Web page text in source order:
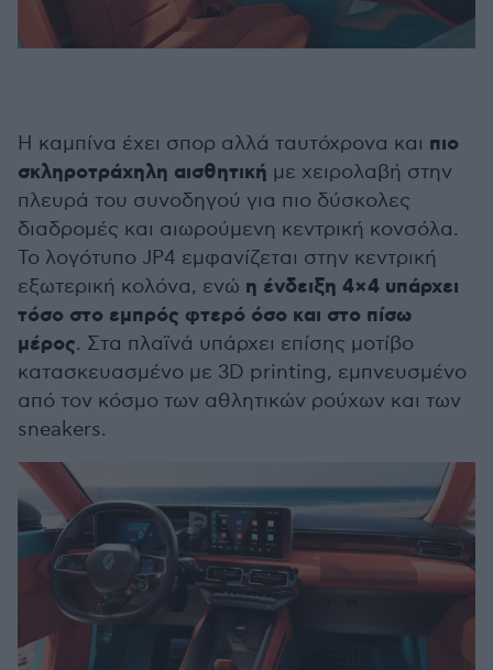
Η καμπίνα έχει σπορ αλλά ταυτόχρονα και πιο
σκληροτράχηλη αισθητική με χειρολαβή στην
πλευρά του συνοδηγού για πιο δύσκολες
διαδρομές και αιωρούμενη κεντρική κονσόλα.
Το λογότυπο JP4 εμφανίζεται στην κεντρική
εξωτερική κολόνα, ενώ η ένδειξη 4×4 υπάρχει
τόσο στο εμπρός φτερό όσο και στο πίσω
μέρος. Στα πλαϊνά υπάρχει επίσης μοτίβο
κατασκευασμένο με 3D printing, εμπνευσμένο
από τον κόσμο των αθλητικών ρούχων και των
sneakers.